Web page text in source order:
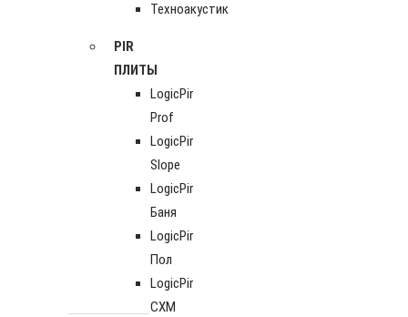
Техноакустик
PIR
ПЛИТЫ
LogicPir
Prof
LogicPir
Slope
LogicPir
Баня
LogicPir
Пол
LogicPir
СХМ